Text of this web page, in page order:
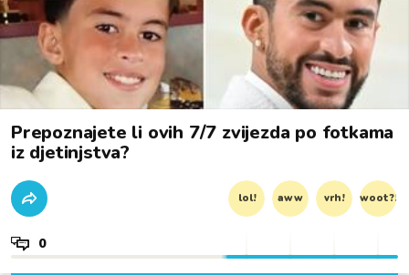
Prepoznajete li ovih 7/7 zvijezda po fotkama
iz djetinjstva?
lol! aww vrh! woot?!
0